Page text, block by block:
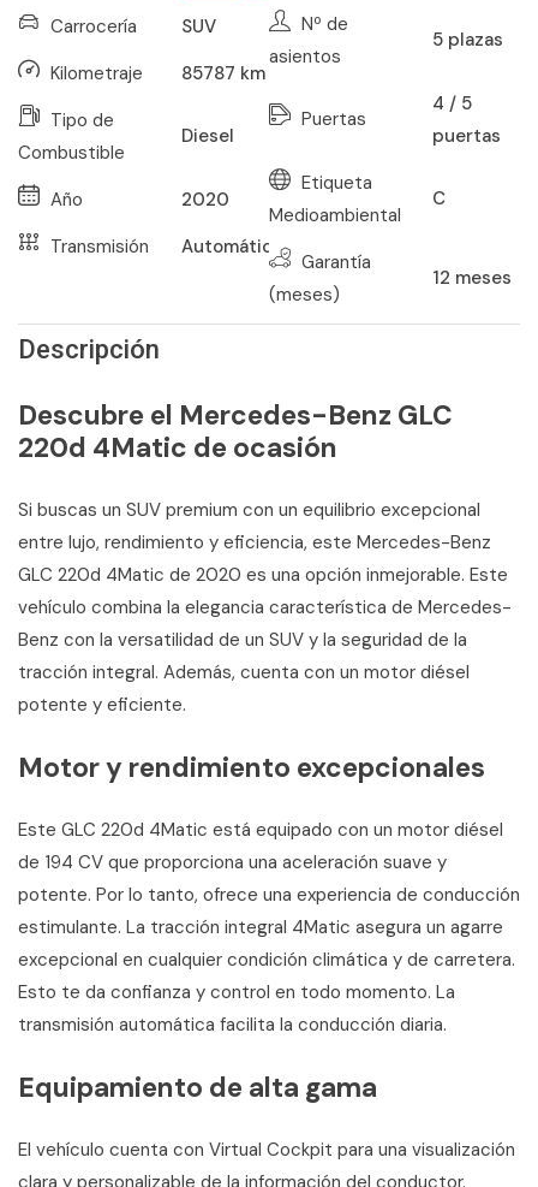
Carrocería
SUV
Kilometraje
85787 km
Tipo de
Combustible
Diesel
Año
2020
Transmisión
Automático
Nº de
asientos
5 plazas
Puertas
4 / 5
puertas
Etiqueta
Medioambiental
C
Garantía
(meses)
12 meses
Descripción
Descubre el Mercedes-Benz GLC
220d 4Matic de ocasión
Si buscas un SUV premium con un equilibrio excepcional
entre lujo, rendimiento y eficiencia, este Mercedes-Benz
GLC 220d 4Matic de 2020 es una opción inmejorable. Este
vehículo combina la elegancia característica de Mercedes-
Benz con la versatilidad de un SUV y la seguridad de la
tracción integral. Además, cuenta con un motor diésel
potente y eficiente.
Motor y rendimiento excepcionales
Este GLC 220d 4Matic está equipado con un motor diésel
de 194 CV que proporciona una aceleración suave y
potente. Por lo tanto, ofrece una experiencia de conducción
estimulante. La tracción integral 4Matic asegura un agarre
excepcional en cualquier condición climática y de carretera.
Esto te da confianza y control en todo momento. La
transmisión automática facilita la conducción diaria.
Equipamiento de alta gama
El vehículo cuenta con Virtual Cockpit para una visualización
clara y personalizable de la información del conductor.